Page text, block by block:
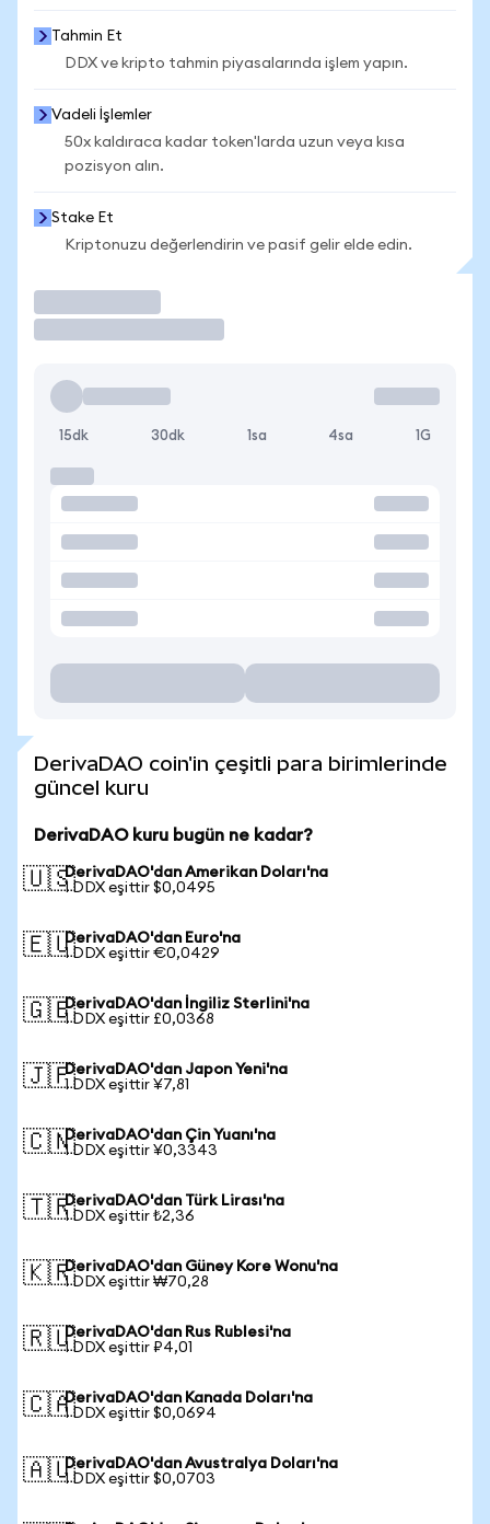
Tahmin Et
DDX ve kripto tahmin piyasalarında işlem yapın.
Vadeli İşlemler
50x kaldıraca kadar token'larda uzun veya kısa
pozisyon alın.
Stake Et
Kriptonuzu değerlendirin ve pasif gelir elde edin.
15dk 30dk 1sa 4sa 1G
DerivaDAO coin'in çeşitli para birimlerinde
güncel kuru
DerivaDAO kuru bugün ne kadar?
🇺🇸DerivaDAO'dan Amerikan Doları'na
1 DDX eşittir $0,0495
🇪🇺DerivaDAO'dan Euro'na
1 DDX eşittir €0,0429
🇬🇧DerivaDAO'dan İngiliz Sterlini'na
1 DDX eşittir £0,0368
🇯🇵DerivaDAO'dan Japon Yeni'na
1 DDX eşittir ¥7,81
🇨🇳DerivaDAO'dan Çin Yuanı'na
1 DDX eşittir ¥0,3343
🇹🇷DerivaDAO'dan Türk Lirası'na
1 DDX eşittir ₺2,36
🇰🇷DerivaDAO'dan Güney Kore Wonu'na
1 DDX eşittir ₩70,28
🇷🇺DerivaDAO'dan Rus Rublesi'na
1 DDX eşittir ₽4,01
🇨🇦DerivaDAO'dan Kanada Doları'na
1 DDX eşittir $0,0694
🇦🇺DerivaDAO'dan Avustralya Doları'na
1 DDX eşittir $0,0703